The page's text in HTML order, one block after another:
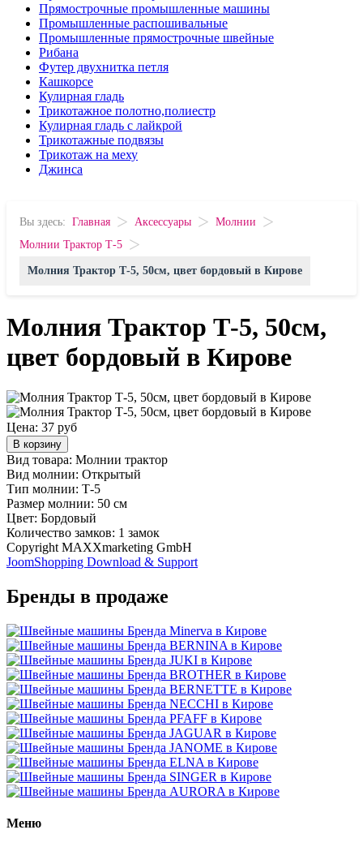
Прямострочные промышленные машины
Промышленные распошивальные
Промышленные прямострочные швейные
Рибана
Футер двухнитка петля
Кашкорсе
Кулирная гладь
Трикотажное полотно,полиестр
Кулирная гладь с лайкрой
Трикотажные подвязы
Трикотаж на меху
Джинса
Вы здесь: Главная > Аксессуары > Молнии >
Молнии Трактор Т-5 >
Молния Трактор Т-5, 50см, цвет бордовый в Кирове
Молния Трактор Т-5, 50см,
цвет бордовый в Кирове
Цена: 37 руб
В корзину
Вид товара: Молнии трактор
Вид молнии: Открытый
Тип молнии: Т-5
Размер молнии: 50 см
Цвет: Бордовый
Количество замков: 1 замок
Copyright MAXXmarketing GmbH
JoomShopping Download & Support
Бренды в продаже
Меню